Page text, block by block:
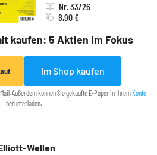
kaufen: 5 Aktien im Fokus
Nr. 33/26
8,90 €
Im Shop kaufen
Außerdem können Sie gekaufte E-Paper in Ihrem Konto
herunterladen.
Wellen